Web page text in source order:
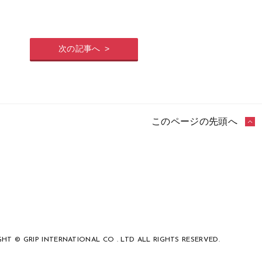
次の記事へ
このページの先頭へ
© GRIP INTERNATIONAL CO . LTD ALL RIGHTS RESERVED.